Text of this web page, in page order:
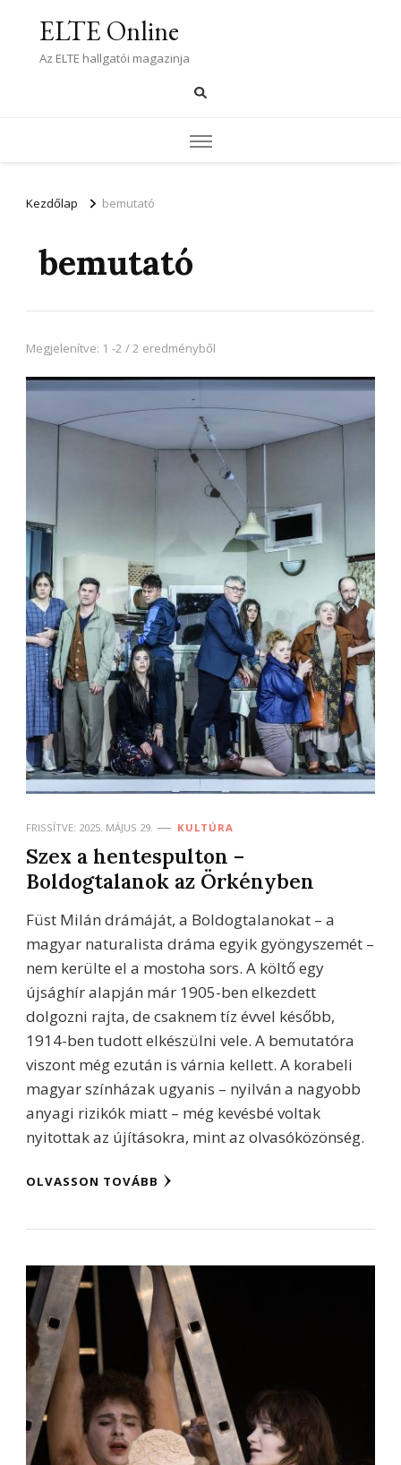
ELTE Online
Az ELTE hallgatói magazinja
Kezdőlap bemutató
bemutató
Megjelenítve: 1 -2 / 2 eredményből
FRISSÍTVE: 2025. MÁJUS 29. KULTÚRA
Szex a hentespulton –
Boldogtalanok az Örkényben
Füst Milán drámáját, a Boldogtalanokat – a
magyar naturalista dráma egyik gyöngyszemét –
nem kerülte el a mostoha sors. A költő egy
újsághír alapján már 1905-ben elkezdett
dolgozni rajta, de csaknem tíz évvel később,
1914-ben tudott elkészülni vele. A bemutatóra
viszont még ezután is várnia kellett. A korabeli
magyar színházak ugyanis – nyilván a nagyobb
anyagi rizikók miatt – még kevésbé voltak
nyitottak az újításokra, mint az olvasóközönség.
OLVASSON TOVÁBB